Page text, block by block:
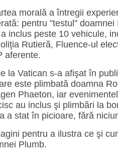
morală a întregii
pentru ”testul”
inclus peste 10 vehicule,
Rutieră, Fluence-ul
aferente.
la Vatican s-a afişat în
este plimbată doamna
Phaeton, iar
au inclus şi plimbări la
a stat în picioare, fără
pentru a ilustra ce şi
Plumb.